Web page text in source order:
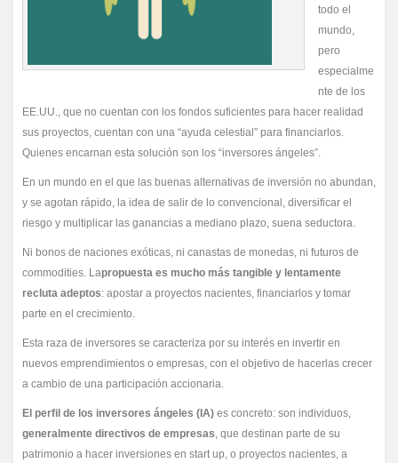
todo el
mundo,
pero
especialme
nte de los
EE.UU., que no cuentan con los fondos suficientes para hacer realidad
sus proyectos, cuentan con una “ayuda celestial” para financiarlos.
Quienes encarnan esta solución son los “inversores ángeles”.
En un mundo en el que las buenas alternativas de inversión no abundan,
y se agotan rápido, la idea de salir de lo convencional, diversificar el
riesgo y multiplicar las ganancias a mediano plazo, suena seductora.
Ni bonos de naciones exóticas, ni canastas de monedas, ni futuros de
commodities. Lapropuesta es mucho más tangible y lentamente
recluta adeptos: apostar a proyectos nacientes, financiarlos y tomar
parte en el crecimiento.
Esta raza de inversores se caracteriza por su interés en invertir en
nuevos emprendimientos o empresas, con el objetivo de hacerlas crecer
a cambio de una participación accionaria.
El perfil de los inversores ángeles (IA) es concreto: son individuos,
generalmente directivos de empresas, que destinan parte de su
patrimonio a hacer inversiones en start up, o proyectos nacientes, a